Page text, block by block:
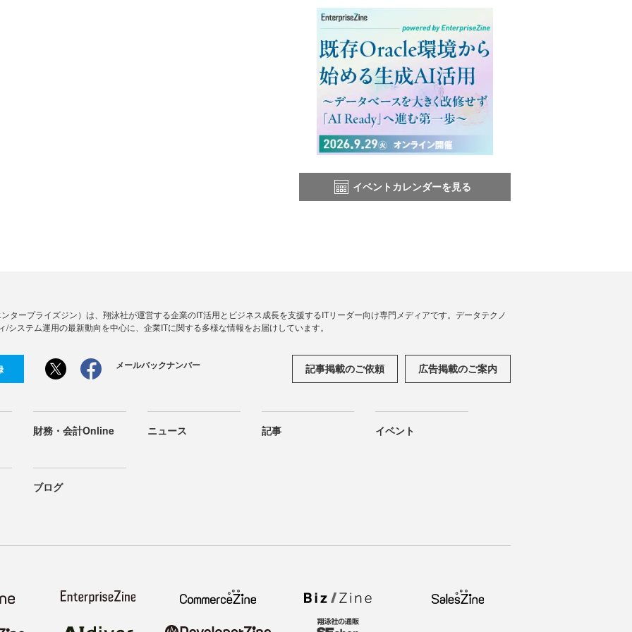
イベントカレンダーを見る
ンタープライズジン）は、翔泳社が運営する企業のIT活用とビジネス成長を支援するITリーダー向け専門メディアです。データテクノ
/システム運用の最新動向を中心に、企業ITに関する多様な情報をお届けしています。
メールバックナンバー 記事掲載のご依頼 広告掲載のご案内
財務・会計Online ニュース 記事 イベント
ブログ